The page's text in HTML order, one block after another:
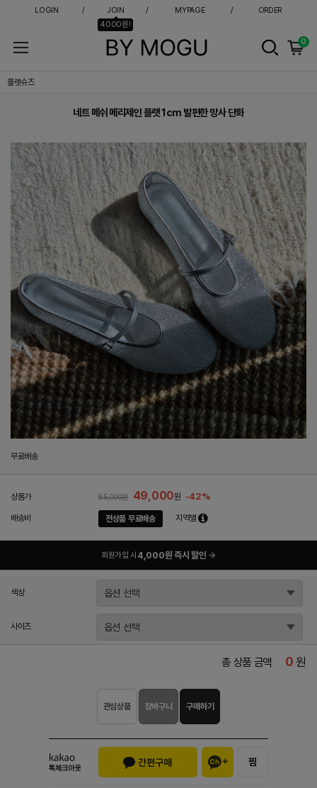
LOGIN
JOIN
4000원!
MYPAGE ORDER
0
네트 메쉬 메리제인 플랫 1cm 발편한 망사 단화
플랫슈즈
네트 메쉬 메리제인 플랫 1cm 발편한 망사 단화
무료배송
상품가 85,000원 49,000원 -42%
배송비 전상품 무료배송 지역별
회원가입 시 4,000원 즉시 할인 →
색상
사이즈
총 상품 금액 0 원
관심상품 장바구니 구매하기